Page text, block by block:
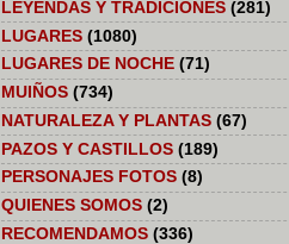
LEYENDAS Y TRADICIONES (281)
LUGARES (1080)
LUGARES DE NOCHE (71)
MUIÑOS (734)
NATURALEZA Y PLANTAS (67)
PAZOS Y CASTILLOS (189)
PERSONAJES FOTOS (8)
QUIENES SOMOS (2)
RECOMENDAMOS (336)